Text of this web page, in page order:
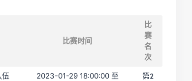
比赛时间
比
赛
名
次
2023-01-29 18:00:00 至
第2